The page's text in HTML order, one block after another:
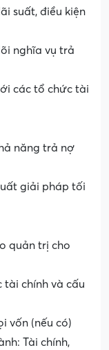
suất, điều kiện
nghĩa vụ trả
các tổ chức tài
năng trả nợ
giải pháp tối
quản trị cho
chính và cấu
vốn (nếu có)
Tài chính,